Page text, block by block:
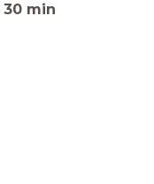
30 min